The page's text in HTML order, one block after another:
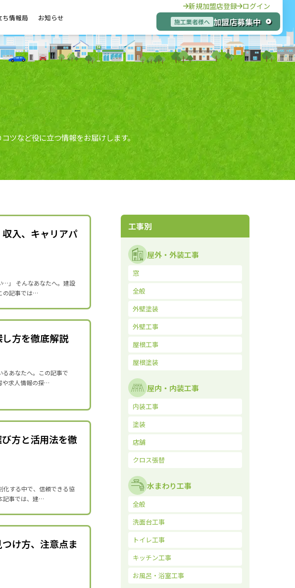
ち情報局 お知らせ
新規加盟店登録 ログイン
施工業者様へ 加盟店募集中
ツなど役に立つ情報をお届けします。
入、キャリアパ
…」 そんなあなたへ。建設
の記事では…
方を徹底解説
るあなたへ。この記事で
や求人情報の探…
方と活用法を徹
化する中で、信頼できる協
記事では、建…
け方、注意点ま
工事別
屋外・外装工事
窓
全般
外壁塗装
外壁工事
屋根工事
屋根塗装
屋内・内装工事
内装工事
塗装
店舗
クロス張替
水まわり工事
全般
洗面台工事
トイレ工事
キッチン工事
お風呂・浴室工事